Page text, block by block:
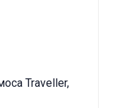
Traveller,